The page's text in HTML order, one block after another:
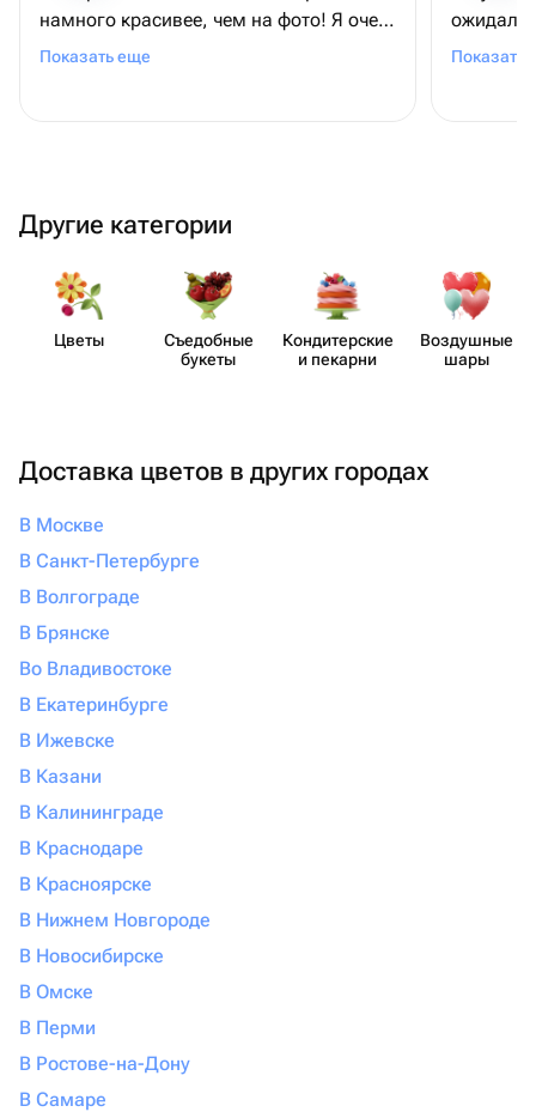
намного красивее, чем на фото! Я очень
довольна! Спасибо вам большое!!!!
Показать еще
прям
Показать
Другие категории
Цветы
Съедобные
букеты
Кондит​ерские
и пекарни
Воздушные
шары
Доставка цветов в других городах
В Москве
В Санкт-Петербурге
В Волгограде
В Брянске
Во Владивостоке
В Екатеринбурге
В Ижевске
В Казани
В Калининграде
В Краснодаре
В Красноярске
В Нижнем Новгороде
В Новосибирске
В Омске
В Перми
В Ростове-на-Дону
В Самаре